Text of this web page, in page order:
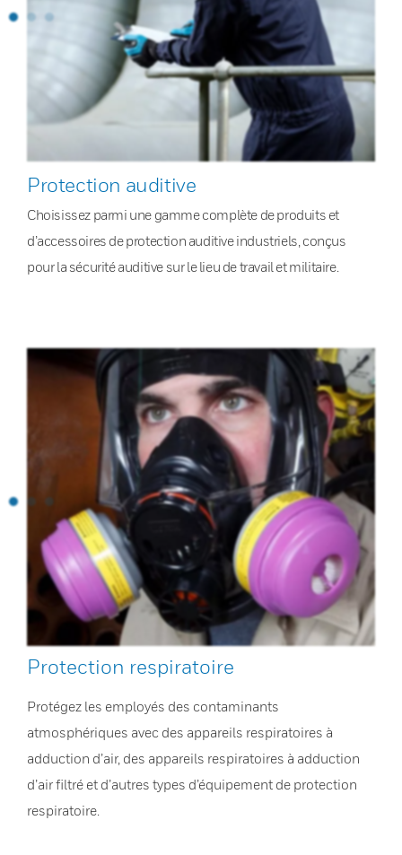
Protection auditive
Choisissez parmi une gamme complète de produits et
d’accessoires de protection auditive industriels, conçus
pour la sécurité auditive sur le lieu de travail et militaire.
Protection respiratoire
Protégez les employés des contaminants
atmosphériques avec des appareils respiratoires à
adduction d’air, des appareils respiratoires à adduction
d’air filtré et d’autres types d’équipement de protection
respiratoire.